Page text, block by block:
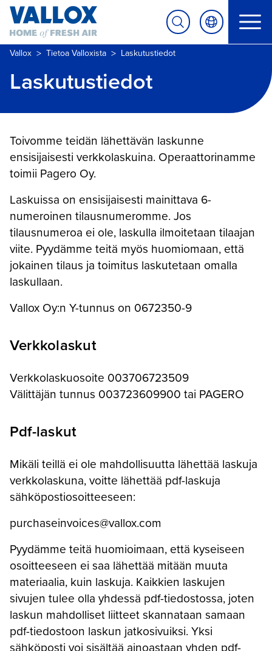
Vallox > Tietoa Valloxista > Laskutustiedot
Laskutustiedot
Toivomme teidän lähettävän laskunne
ensisijaisesti verkkolaskuina. Operaattorinamme
toimii Pagero Oy.
Laskuissa on ensisijaisesti mainittava 6-
numeroinen tilausnumeromme. Jos
tilausnumeroa ei ole, laskulla ilmoitetaan tilaajan
viite. Pyydämme teitä myös huomiomaan, että
jokainen tilaus ja toimitus laskutetaan omalla
laskullaan.
Vallox Oy:n Y-tunnus on 0672350-9
Verkkolaskut
Verkkolaskuosoite 003706723509
Välittäjän tunnus 003723609900 tai PAGERO
Pdf-laskut
Mikäli teillä ei ole mahdollisuutta lähettää laskuja
verkkolaskuna, voitte lähettää pdf-laskuja
sähköpostiosoitteeseen:
purchaseinvoices@vallox.com
Pyydämme teitä huomioimaan, että kyseiseen
osoitteeseen ei saa lähettää mitään muuta
materiaalia, kuin laskuja. Kaikkien laskujen
sivujen tulee olla yhdessä pdf-tiedostossa, joten
laskun mahdolliset liitteet skannataan samaan
pdf-tiedostoon laskun jatkosivuiksi. Yksi